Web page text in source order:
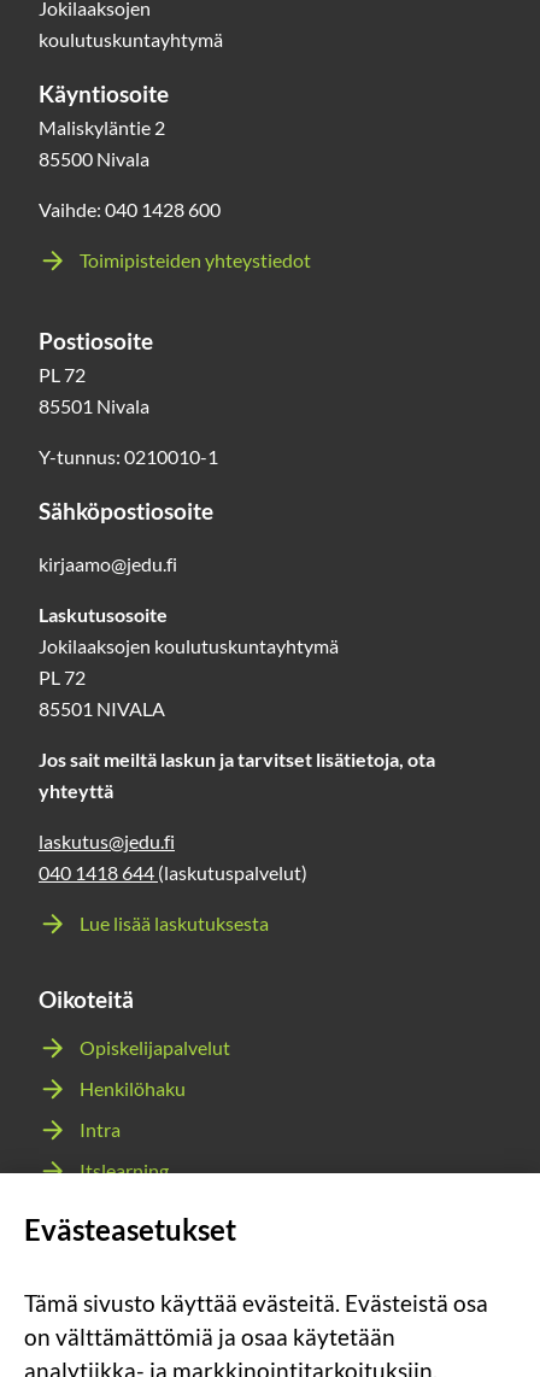
Jokilaaksojen
koulutuskuntayhtymä
Käyntiosoite
Maliskyläntie 2
85500 Nivala
Vaihde: 040 1428 600
Toimipisteiden yhteystiedot
Postiosoite
PL 72
85501 Nivala
Y-tunnus: 0210010-1
Sähköpostiosoite
kirjaamo@jedu.fi
Laskutusosoite
Jokilaaksojen koulutuskuntayhtymä
PL 72
85501 NIVALA
Jos sait meiltä laskun ja tarvitset lisätietoja, ota
yhteyttä
laskutus@jedu.fi
040 1418 644 (laskutuspalvelut)
Lue lisää laskutuksesta
Oikoteitä
Opiskelijapalvelut
Henkilöhaku
Intra
Itslearning
Sosiaalinen
media:
Sosiaalinen
media:
Sosiaalinen
media:
Sosiaalinen
media:
Evästeasetukset
Tämä sivusto käyttää evästeitä. Evästeistä osa
on välttämättömiä ja osaa käytetään
analytiikka- ja markkinointitarkoituksiin.